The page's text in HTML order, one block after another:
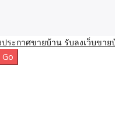
งโพสขา
SEOขายบ้
พสบ้าน รับลงประกาศขายบ้